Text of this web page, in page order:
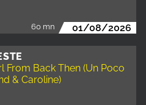
60 mn 01/08/2026
From Back Then (Un Poco
& Caroline)